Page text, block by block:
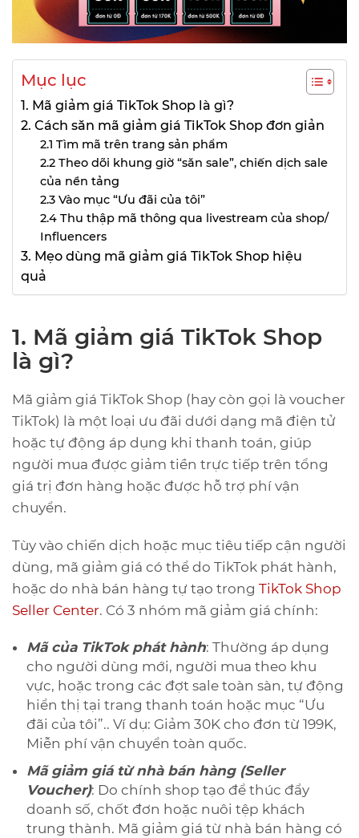
Mục lục
1. Mã giảm giá TikTok Shop là gì?
2. Cách săn mã giảm giá TikTok Shop đơn giản
2.1 Tìm mã trên trang sản phẩm
2.2 Theo dõi khung giờ “săn sale”, chiến dịch sale
của nền tảng
2.3 Vào mục “Ưu đãi của tôi”
2.4 Thu thập mã thông qua livestream của shop/
Influencers
3. Mẹo dùng mã giảm giá TikTok Shop hiệu
quả
1. Mã giảm giá TikTok Shop
là gì?
Mã giảm giá TikTok Shop (hay còn gọi là voucher
TikTok) là một loại ưu đãi dưới dạng mã điện tử
hoặc tự động áp dụng khi thanh toán, giúp
người mua được giảm tiền trực tiếp trên tổng
giá trị đơn hàng hoặc được hỗ trợ phí vận
chuyển.
Tùy vào chiến dịch hoặc mục tiêu tiếp cận người
dùng, mã giảm giá có thể do TikTok phát hành,
hoặc do nhà bán hàng tự tạo trong TikTok Shop
Seller Center. Có 3 nhóm mã giảm giá chính:
Mã của TikTok phát hành: Thường áp dụng
cho người dùng mới, người mua theo khu
vực, hoặc trong các đợt sale toàn sàn, tự động
hiển thị tại trang thanh toán hoặc mục “Ưu
đãi của tôi”.. Ví dụ: Giảm 30K cho đơn từ 199K,
Miễn phí vận chuyển toàn quốc.
Mã giảm giá từ nhà bán hàng (Seller
Voucher): Do chính shop tạo để thúc đẩy
doanh số, chốt đơn hoặc nuôi tệp khách
trung thành. Mã giảm giá từ nhà bán hàng có